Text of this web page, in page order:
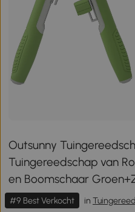
Outsunny
Tuingereedschap van
en Boomschaar
#9 Best Verkocht in